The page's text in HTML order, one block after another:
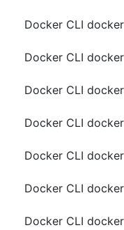
Docker CLI
Docker CLI
Docker CLI
Docker CLI
Docker CLI
Docker CLI
Docker CLI